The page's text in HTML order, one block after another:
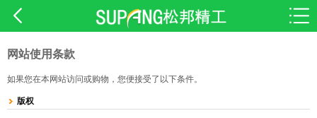
网站使用条款
如果您在本网站访问或购物，您便接受了以下条件。
版权